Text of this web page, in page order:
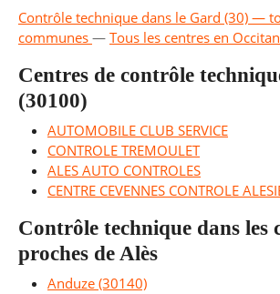
Contrôle technique dans le Gard (30) —
communes — Tous les centres en
Centres de contrôle
(30100)
AUTOMOBILE CLUB SERVICE
CONTROLE TREMOULET
ALES AUTO CONTROLES
CENTRE CEVENNES CONTROLE
Contrôle technique dans les
proches de Alès
Anduze (30140)